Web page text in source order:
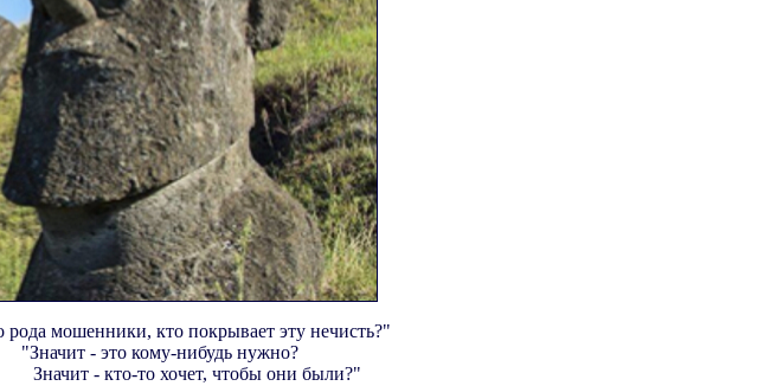
мошенники, кто покрывает эту нечисть?"
"Значит - это кому-нибудь нужно?
Значит - кто-то хочет, чтобы они были?"